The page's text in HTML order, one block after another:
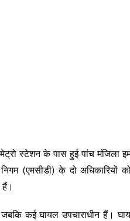
स्टेशन के पास हुई पांच मंजिला
(एमसीडी) के दो अधिकारियों
कई घायल उपचाराधीन हैं।